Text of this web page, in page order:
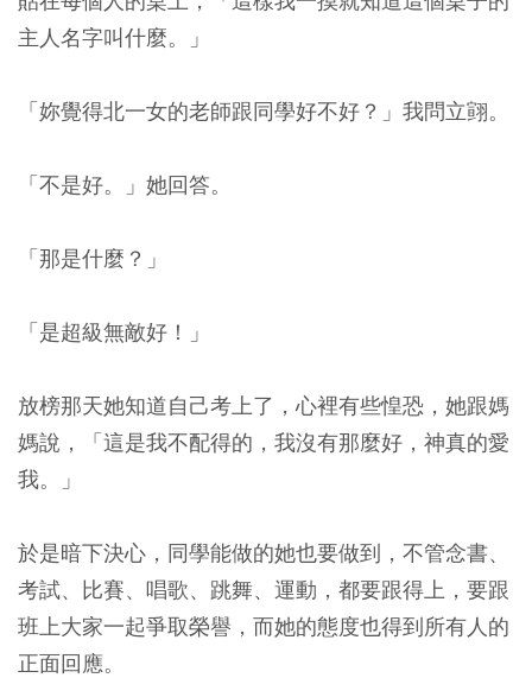
主人名字叫什麼。」
「妳覺得北一女的老師跟同學好不好？」我問立翧。
「不是好。」她回答。
「那是什麼？」
「是超級無敵好！」
放榜那天她知道自己考上了，心裡有些惶恐，她跟媽
媽說，「這是我不配得的，我沒有那麼好，神真的愛
我。」
於是暗下決心，同學能做的她也要做到，不管念書、
考試、比賽、唱歌、跳舞、運動，都要跟得上，要跟
班上大家一起爭取榮譽，而她的態度也得到所有人的
正面回應。